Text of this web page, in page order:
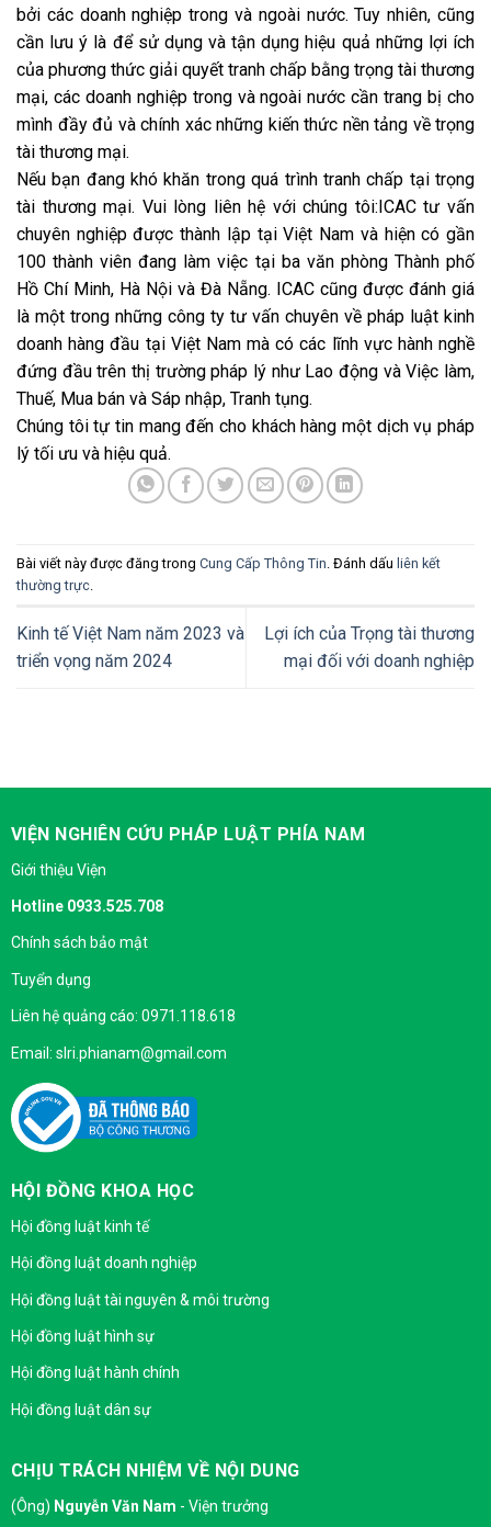
bởi các doanh nghiệp trong và ngoài nước. Tuy nhiên, cũng
cần lưu ý là để sử dụng và tận dụng hiệu quả những lợi ích
của phương thức giải quyết tranh chấp bằng trọng tài thương
mại, các doanh nghiệp trong và ngoài nước cần trang bị cho
mình đầy đủ và chính xác những kiến thức nền tảng về trọng
tài thương mại.
Nếu bạn đang khó khăn trong quá trình tranh chấp tại trọng
tài thương mại. Vui lòng liên hệ với chúng tôi:ICAC tư vấn
chuyên nghiệp được thành lập tại Việt Nam và hiện có gần
100 thành viên đang làm việc tại ba văn phòng Thành phố
Hồ Chí Minh, Hà Nội và Đà Nẵng. ICAC cũng được đánh giá
là một trong những công ty tư vấn chuyên về pháp luật kinh
doanh hàng đầu tại Việt Nam mà có các lĩnh vực hành nghề
đứng đầu trên thị trường pháp lý như Lao động và Việc làm,
Thuế, Mua bán và Sáp nhập, Tranh tụng.
Chúng tôi tự tin mang đến cho khách hàng một dịch vụ pháp
lý tối ưu và hiệu quả.
Bài viết này được đăng trong Cung Cấp Thông Tin . Đánh dấu liên kết
thường trực
Kinh tế Việt Nam năm 2023 và
triển vọng năm 2024
Lợi ích của Trọng tài thương
mại đối với doanh nghiệp
VIỆN NGHIÊN CỨU PHÁP LUẬT PHÍA NAM
Giới thiệu Viện
Hotline 0933.525.708
Chính sách bảo mật
Tuyển dụng
Liên hệ quảng cáo: 0971.118.618
Email: slri.phianam@gmail.com
HỘI ĐỒNG KHOA HỌC
Hội đồng luật kinh tế
Hội đồng luật doanh nghiệp
Hội đồng luật tài nguyên & môi trường
Hội đồng luật hình sự
Hội đồng luật hành chính
Hội đồng luật dân sự
CHỊU TRÁCH NHIỆM VỀ NỘI DUNG
(Ông) Nguyễn Văn Nam - Viện trưởng